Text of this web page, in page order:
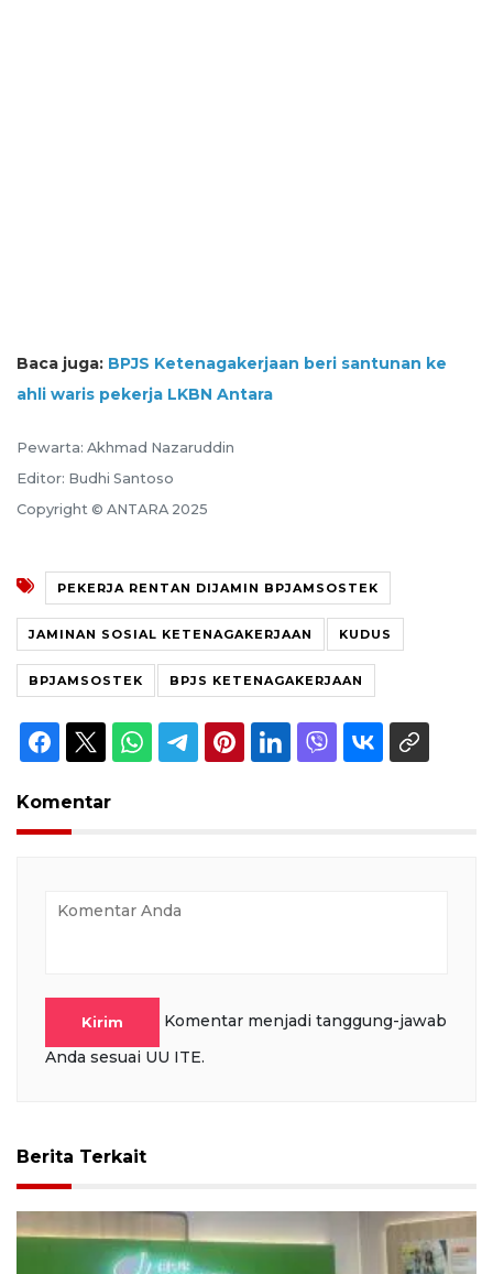
Baca juga: BPJS Ketenagakerjaan beri santunan ke
ahli waris pekerja LKBN Antara
Pewarta: Akhmad Nazaruddin
Editor: Budhi Santoso
Copyright © ANTARA 2025
PEKERJA RENTAN DIJAMIN BPJAMSOSTEK
JAMINAN SOSIAL KETENAGAKERJAAN KUDUS
BPJAMSOSTEK BPJS KETENAGAKERJAAN
Komentar
Kirim
Komentar menjadi tanggung-jawab
Anda sesuai UU ITE.
Berita Terkait